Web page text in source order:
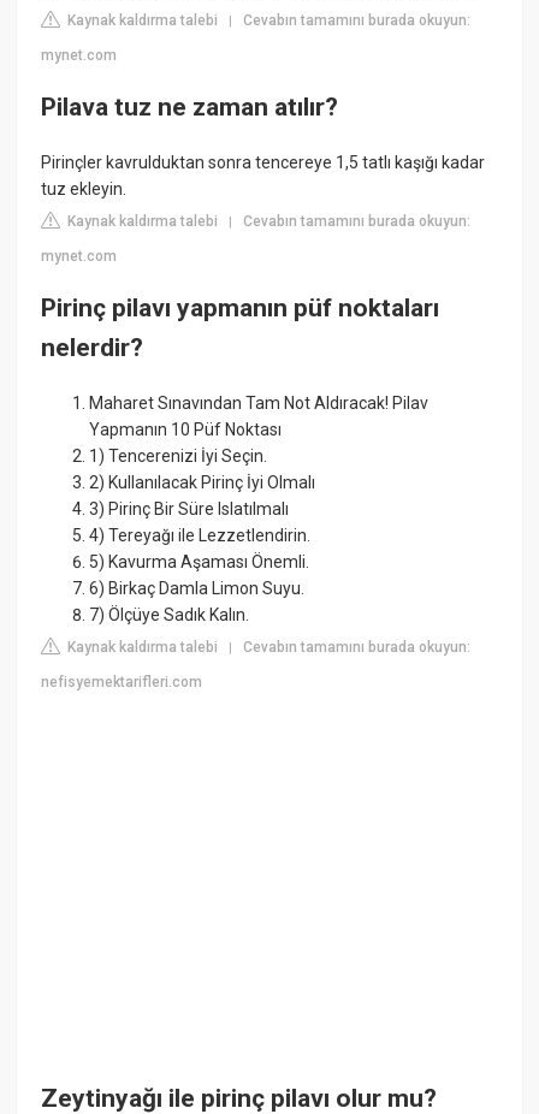
Kaynak kaldırma talebi |Cevabın tamamını burada okuyun:
mynet.com
Pilava tuz ne zaman atılır?
Pirinçler kavrulduktan sonra tencereye 1,5 tatlı kaşığı kadar
tuz ekleyin.
Kaynak kaldırma talebi |Cevabın tamamını burada okuyun:
mynet.com
Pirinç pilavı yapmanın püf noktaları
nelerdir?
Maharet Sınavından Tam Not Aldıracak! Pilav
Yapmanın 10 Püf Noktası
1) Tencerenizi İyi Seçin.
2) Kullanılacak Pirinç İyi Olmalı
3) Pirinç Bir Süre Islatılmalı
4) Tereyağı ile Lezzetlendirin.
5) Kavurma Aşaması Önemli.
6) Birkaç Damla Limon Suyu.
7) Ölçüye Sadık Kalın.
Kaynak kaldırma talebi |Cevabın tamamını burada okuyun:
nefisyemektarifleri.com
Zeytinyağı ile pirinç pilavı olur mu?